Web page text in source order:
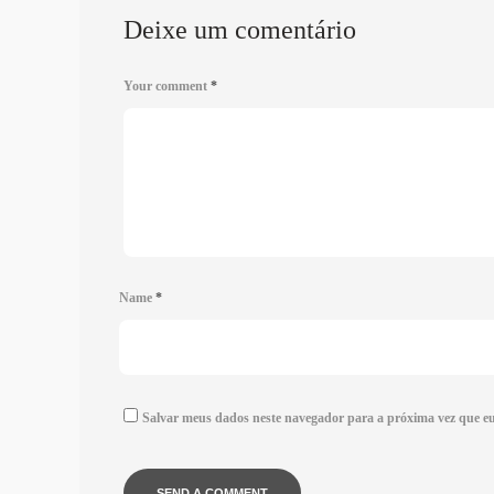
Deixe um comentário
Your comment *
Name *
Salvar meus dados neste navegador para a próxima vez que